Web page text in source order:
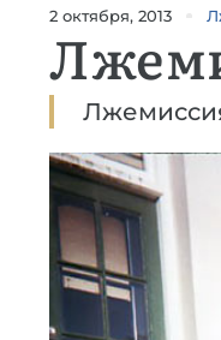
2 октября, 2013